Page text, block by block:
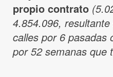
propio contrato
4.854.096,
calles por 6 pasadas
por 52 semanas que